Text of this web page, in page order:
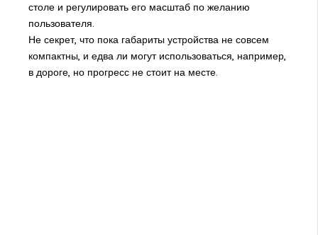
столе и регулировать его масштаб по желанию
пользователя.
Не секрет, что пока габариты устройства не совсем
компактны, и едва ли могут использоваться, например,
в дороге, но прогресс не стоит на месте.